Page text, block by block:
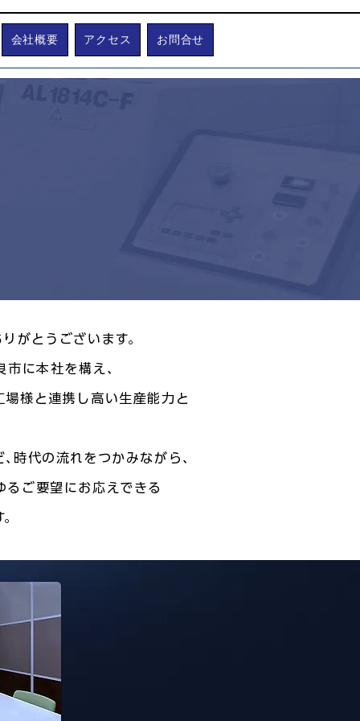
会社概要 アクセス お問合せ
がとうございます。
市に本社を構え､
場様と連携し高い生産能力と
､時代の流れを つかみながら､
る ご要望に お応えできる